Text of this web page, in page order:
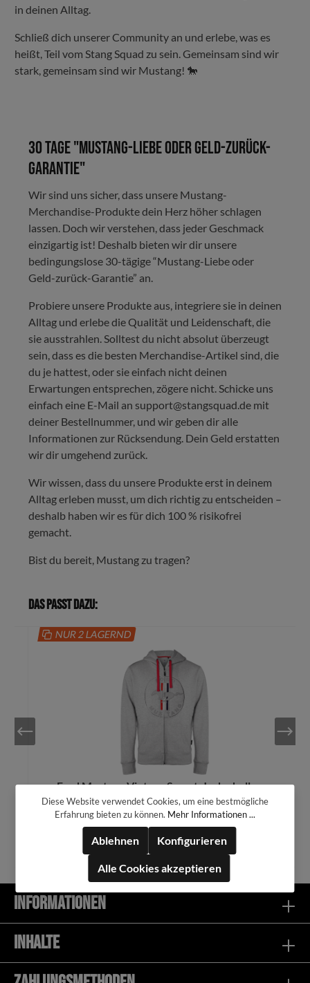
in deinen Alltag.
Schließ dich unserer Community an und erlebe, was es
heißt, Teil vom Stang Squad zu sein. Gemeinsam sind wir
stark, gemeinsam sind wir Mustang! 🐎
30 Tage "Mustang-Liebe oder Geld-zurück-
Garantie"
Wir sind uns sicher, dass unsere Mustang-
Merchandise-Produkte dein Herz höher schlagen
lassen. Doch wir verstehen, dass jeder Geschmack
einzigartig ist! Deshalb bieten wir dir unsere
bedingungslose 30-tägige “Mustang-Liebe oder
Geld-zurück-Garantie” an.
Probiere unsere Produkte aus, integriere sie in deinen
Alltag und erlebe die Qualität und Leidenschaft, die
sie ausstrahlen. Solltest du nicht absolut überzeugt
sein, dass es die besten Merchandise-Artikel sind, die
du je hattest, oder sie einfach nicht deinen
Erwartungen entsprechen, zögere nicht. Schicke uns
einfach eine E-Mail an support@stangsquad.de mit
deiner Bestellnummer, und wir geben dir alle
Informationen zur Rücksendung. Dein Geld erstatten
wir dir umgehend zurück.
Wir wissen, dass du unsere Produkte erst in deinem
Alltag erleben musst, um dich richtig zu entscheiden –
deshalb haben wir es für dich 100 % risikofrei
gemacht.
Bist du bereit, Mustang zu tragen?
Das passt dazu:
NUR 2 LAGERND
Ford Mustang Vintage Sweat-Jacke hellgrau
94,99 €*
Informationen
Inhalte
Diese Website verwendet Cookies, um eine bestmögliche
Erfahrung bieten zu können. Mehr Informationen ...
Ablehnen Konfigurieren
Alle Cookies akzeptieren